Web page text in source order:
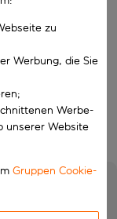
zu
Werbung, die Sie
Werbe-
unserer Website
Gruppen Cookie-